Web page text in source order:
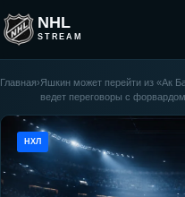
NHL
STREAM
Главная›Яшкин может перейти из «Ак
ведет переговоры с
НХЛ